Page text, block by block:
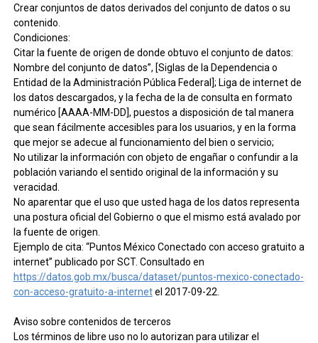
Crear conjuntos de datos derivados del conjunto de datos o su
contenido.
Condiciones:
Citar la fuente de origen de donde obtuvo el conjunto de datos:
Nombre del conjunto de datos”, [Siglas de la Dependencia o
Entidad de la Administración Pública Federal]; Liga de internet de
los datos descargados, y la fecha de la de consulta en formato
numérico [AAAA-MM-DD], puestos a disposición de tal manera
que sean fácilmente accesibles para los usuarios, y en la forma
que mejor se adecue al funcionamiento del bien o servicio;
No utilizar la información con objeto de engañar o confundir a la
población variando el sentido original de la información y su
veracidad.
No aparentar que el uso que usted haga de los datos representa
una postura oficial del Gobierno o que el mismo está avalado por
la fuente de origen.
Ejemplo de cita: “Puntos México Conectado con acceso gratuito a
internet” publicado por SCT. Consultado en
https://datos.gob.mx/busca/dataset/puntos-mexico-conectado-
con-acceso-gratuito-a-internetel 2017-09-22.
Aviso sobre contenidos de terceros
Los términos de libre uso no lo autorizan para utilizar el